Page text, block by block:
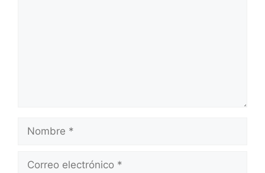
Nombre
Correo